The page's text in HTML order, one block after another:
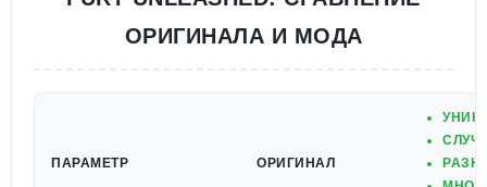
ОРИГИНАЛА И МОДА
ПАРАМЕТР ОРИГИНАЛ